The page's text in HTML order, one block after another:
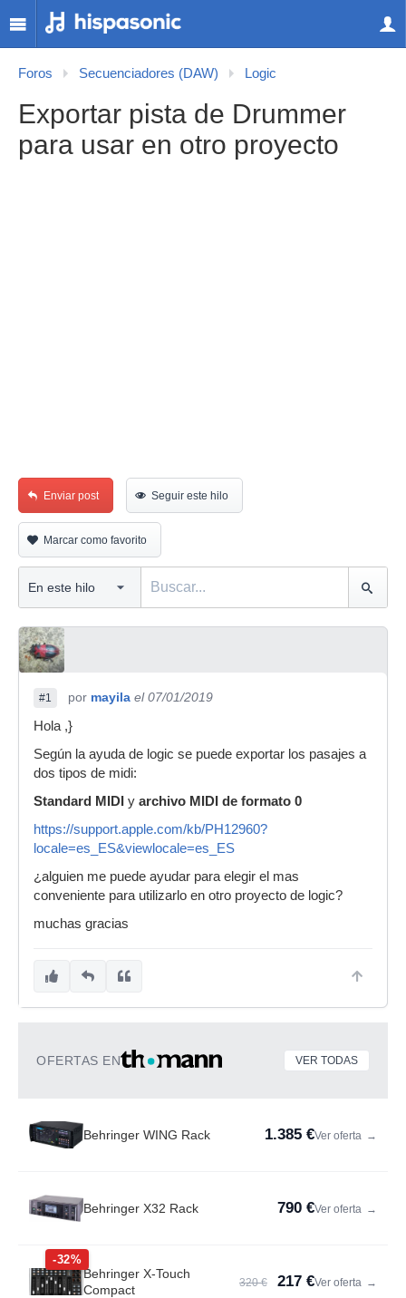
Foros Secuenciadores (DAW) Logic
Exportar pista de Drummer
para usar en otro proyecto
Enviar post Seguir este hilo
Marcar como favorito
#1 por mayila el 07/01/2019
Hola ,}
Según la ayuda de logic se puede exportar los pasajes a
dos tipos de midi:
Standard MIDI y archivo MIDI de formato 0
https://support.apple.com/kb/PH12960?
locale=es_ES&viewlocale=es_ES
¿alguien me puede ayudar para elegir el mas
conveniente para utilizarlo en otro proyecto de logic?
muchas gracias
OFERTAS EN VER TODAS
Behringer WING Rack 1.385 €Ver oferta →
Behringer X32 Rack 790 €Ver oferta →
-32%
Behringer X-Touch
Compact
320 € 217 €Ver oferta →